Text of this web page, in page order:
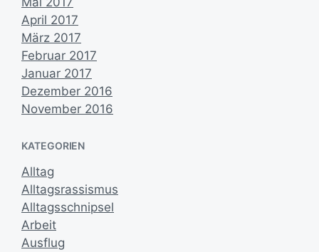
April 2017
März 2017
Februar 2017
Januar 2017
Dezember 2016
November 2016
KATEGORIEN
Alltag
Alltagsrassismus
Alltagsschnipsel
Arbeit
Ausflug